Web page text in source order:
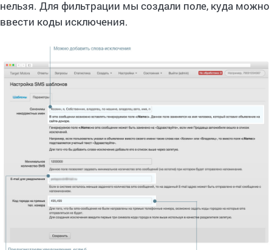
нельзя. Для фильтрации мы создали поле, куда можно
ввести коды исключения.